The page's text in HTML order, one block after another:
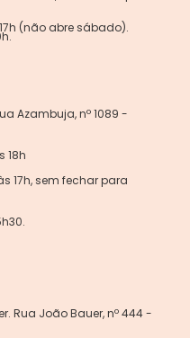
(não abre sábado).
Azambuja, nº 1089 -
18h
17h, sem fechar para
Rua João Bauer, nº 444 -